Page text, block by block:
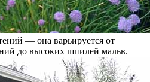
— она варьируется от
до высоких шпилей мальв.